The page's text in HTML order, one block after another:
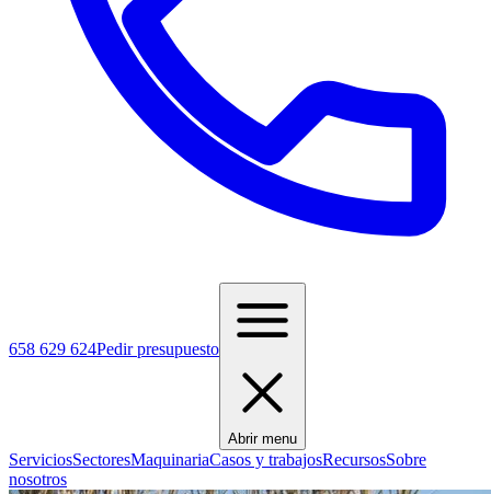
658 629 624Pedir presupuesto
Abrir menu
ServiciosSectoresMaquinariaCasos y trabajosRecursosSobre
nosotros